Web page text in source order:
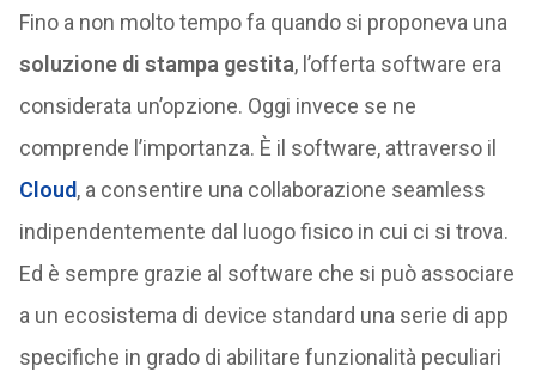
Fino a non molto tempo fa quando si proponeva una
soluzione di stampa gestita, l’offerta software era
considerata un’opzione. Oggi invece se ne
comprende l’importanza. È il software, attraverso il
Cloud, a consentire una collaborazione seamless
indipendentemente dal luogo fisico in cui ci si trova.
Ed è sempre grazie al software che si può associare
a un ecosistema di device standard una serie di app
specifiche in grado di abilitare funzionalità peculiari